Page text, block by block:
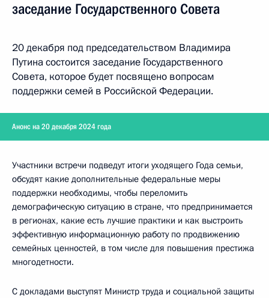
заседание Государственного Cовета
20 декабря под председательством Владимира
Путина состоится заседание Государственного
Cовета, которое будет посвящено вопросам
поддержки семей в Российской Федерации.
Анонс на 20 декабря 2024 года
Участники встречи подведут итоги уходящего Года семьи,
обсудят какие дополнительные федеральные меры
поддержки необходимы, чтобы переломить
демографическую ситуацию в стране, что предпринимается
в регионах, какие есть лучшие практики и как выстроить
эффективную информационную работу по продвижению
семейных ценностей, в том числе для повышения престижа
многодетности.
С докладами выступят Министр труда и социальной защиты